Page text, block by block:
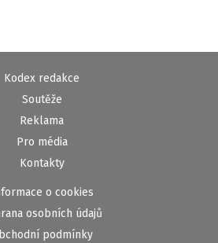
Kodex redakce
Soutěže
Reklama
Pro média
Kontakty
o cookies
osobních údajů
podmínky